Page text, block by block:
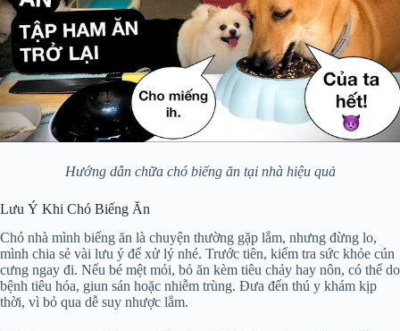
Hướng dẫn chữa chó biếng ăn tại nhà hiệu quả
Lưu Ý Khi Chó Biếng Ăn
Chó nhà mình biếng ăn là chuyện thường gặp lắm, nhưng đừng lo,
mình chia sẻ vài lưu ý để xử lý nhé. Trước tiên, kiểm tra sức khỏe cún
cưng ngay đi. Nếu bé mệt mỏi, bỏ ăn kèm tiêu chảy hay nôn, có thể do
bệnh tiêu hóa, giun sán hoặc nhiễm trùng. Đưa đến thú y khám kịp
thời, vì bỏ qua dễ suy nhược lắm.